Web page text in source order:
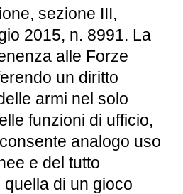
sezione III,
2015, n. 8991. La
alle Forze
un diritto
armi nel solo
funzioni di ufficio,
analogo uso
e del tutto
di un gioco